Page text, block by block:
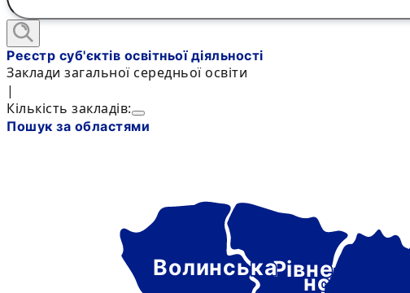
Реєстр суб'єктів освітньої діяльності
Заклади загальної середньої освіти
|
Кількість закладів:
Пошук за областями
Рівне-
нська
Волинська